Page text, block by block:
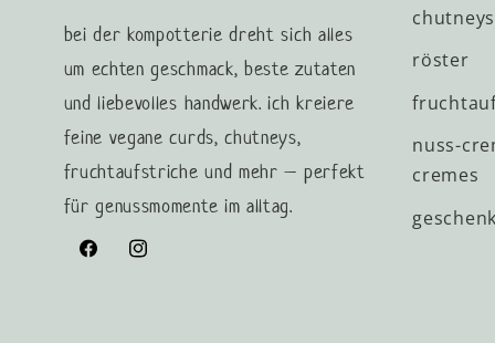
bei der kompotterie dreht sich alles
um echten geschmack, beste zutaten
und liebevolles handwerk. ich kreiere
feine vegane curds, chutneys,
fruchtaufstriche und mehr – perfekt
für genussmomente im alltag.
FacebookInstagram
röster
nuss-
cremes